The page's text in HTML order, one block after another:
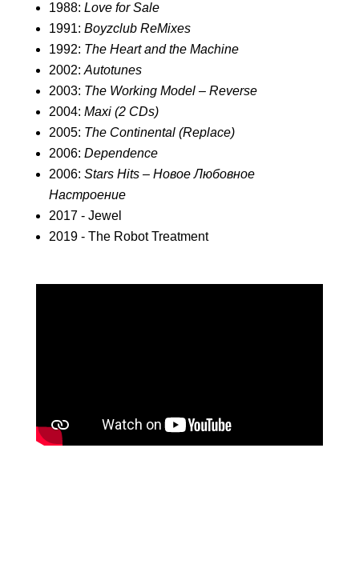
1988: Love for Sale
1991: Boyzclub ReMixes
1992: The Heart and the Machine
2002: Autotunes
2003: The Working Model – Reverse
2004: Maxi (2 CDs)
2005: The Continental (Replace)
2006: Dependence
2006: Stars Hits – Новое Любовное
Настроение
2017 - Jewel
2019 - The Robot Treatment